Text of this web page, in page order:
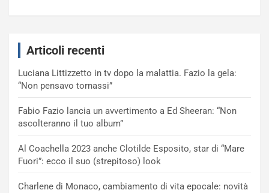
Articoli recenti
Luciana Littizzetto in tv dopo la malattia. Fazio la gela:
“Non pensavo tornassi”
Fabio Fazio lancia un avvertimento a Ed Sheeran: “Non
ascolteranno il tuo album”
Al Coachella 2023 anche Clotilde Esposito, star di “Mare
Fuori”: ecco il suo (strepitoso) look
Charlene di Monaco, cambiamento di vita epocale: novità